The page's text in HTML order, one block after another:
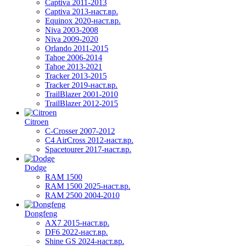
Captiva 2011-2013
Captiva 2013-наст.вр.
Equinox 2020-наст.вр.
Niva 2003-2008
Niva 2009-2020
Orlando 2011-2015
Tahoe 2006-2014
Tahoe 2013-2021
Tracker 2013-2015
Tracker 2019-наст.вр.
TrailBlazer 2001-2010
TrailBlazer 2012-2015
Citroen
C-Crosser 2007-2012
C4 AirCross 2012-наст.вр.
Spacetourer 2017-наст.вр.
Dodge
RAM 1500
RAM 1500 2025-наст.вр.
RAM 2500 2004-2010
Dongfeng
AX7 2015-наст.вр.
DF6 2022-наст.вр.
Shine GS 2024-наст.вр.